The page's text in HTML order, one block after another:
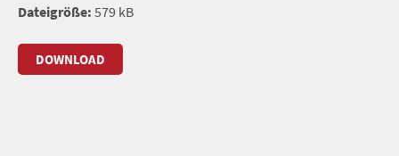
Dateigröße: 579 kB
DOWNLOAD